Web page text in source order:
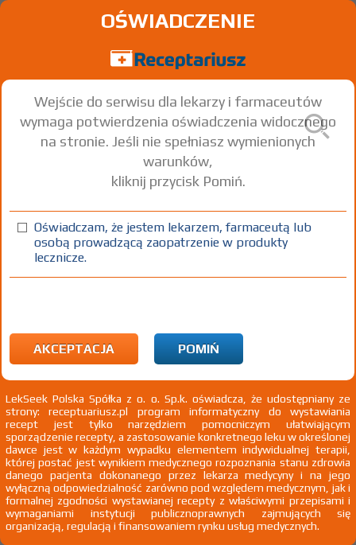
Cardioxane ®
Dexrazoxane
inf. [prosz. do przyg. roztw.] 500 mg 1 fiol.
100%
Wszystkie dawki leku ATC
OŚWIADCZENIE
Wejście do serwisu dla lekarzy i farmaceutów
wymaga potwierdzenia oświadczenia widocznego
na stronie. Jeśli nie spełniasz wymienionych
warunków,
kliknij przycisk Pomiń.
Oświadczam, że jestem lekarzem, farmaceutą lub
osobą prowadzącą zaopatrzenie w produkty
lecznicze.
AKCEPTACJA POMIŃ
LekSeek Polska Spółka z o. o. Sp.k. oświadcza, że udostępniany ze
strony: receptuariusz.pl program informatyczny do wystawiania
recept jest tylko narzędziem pomocniczym ułatwiającym
sporządzenie recepty, a zastosowanie konkretnego leku w określonej
dawce jest w każdym wypadku elementem indywidualnej terapii,
której postać jest wynikiem medycznego rozpoznania stanu zdrowia
danego pacjenta dokonanego przez lekarza medycyny i na jego
wyłączną odpowiedzialność zarówno pod względem medycznym, jak i
formalnej zgodności wystawianej recepty z właściwymi przepisami i
wymaganiami instytucji publicznoprawnych zajmujących się
organizacją, regulacją i finansowaniem rynku usług medycznych.